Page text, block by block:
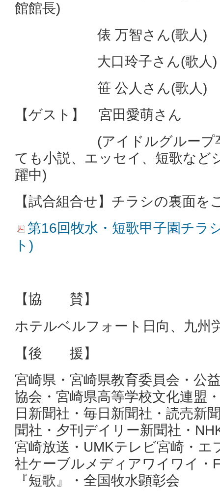
館館長)
俵 万智さん(歌人)
大口玲子さん(歌人)
笹 公人さん(歌人)
【ゲスト】 宮田愛萌さん
(アイドルグループ卒業
ても小説、エッセイ、短歌など
躍中)
【試合組合せ】チラシの裏面を
第16回牧水・短歌甲子園チラ
ト)
【協 賛】
ホテルベルフォート日向、九州
【後 援】
宮崎県・宮崎県教育委員会・公
協会・宮崎県高等学校文化連盟
日新聞社・毎日新聞社・読売新
聞社・夕刊デイリー新聞社・
宮崎放送・UMKテレビ宮崎・エ
社ケーブルメディアワイワイ・
『短歌』・全国牧水顕彰会